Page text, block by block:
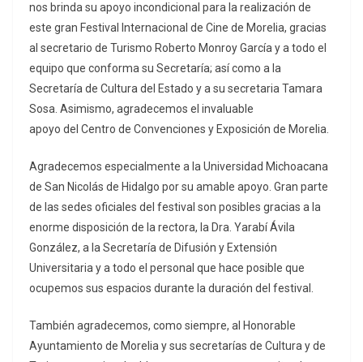
nos brinda su apoyo incondicional para la realización de
este gran Festival Internacional de Cine de Morelia, gracias
al secretario de Turismo Roberto Monroy García y a todo el
equipo que conforma su Secretaría; así como a la
Secretaría de Cultura del Estado y a su secretaria Tamara
Sosa. Asimismo, agradecemos el invaluable
apoyo del Centro de Convenciones y Exposición de Morelia.
Agradecemos especialmente a la Universidad Michoacana
de San Nicolás de Hidalgo por su amable apoyo. Gran parte
de las sedes oficiales del festival son posibles gracias a la
enorme disposición de la rectora, la Dra. Yarabí Ávila
González, a la Secretaría de Difusión y Extensión
Universitaria y a todo el personal que hace posible que
ocupemos sus espacios durante la duración del festival.
También agradecemos, como siempre, al Honorable
Ayuntamiento de Morelia y sus secretarías de Cultura y de